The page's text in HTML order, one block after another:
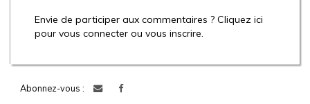
Envie de participer aux commentaires ? Cliquez ici
pour vous connecter ou vous inscrire.
Abonnez-vous :